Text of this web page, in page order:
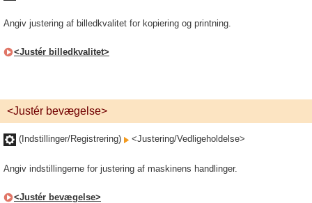
Angiv justering af billedkvalitet for kopiering og printning.
<Justér billedkvalitet>
<Justér bevægelse>
(Indstillinger/Registrering) <Justering/Vedligeholdelse>
Angiv indstillingerne for justering af maskinens handlinger.
<Justér bevægelse>